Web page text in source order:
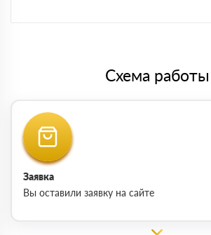
Схема работы
Заявка
Вы оставили заявку на сайте